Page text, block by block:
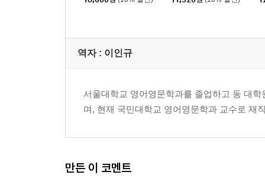
역자 : 이인규
서울대학교 영어영문학과를 졸업하고 동 대
며, 현재 국민대학교 영어영문학과 교수로 재
만든 이 코멘트